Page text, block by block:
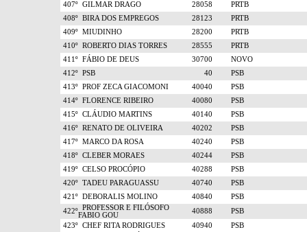
407º GILMAR DRAGO 28058
PRTB
408º BIRA DOS EMPREGOS 28123
PRTB
409º MIUDINHO 28200
PRTB
410º ROBERTO DIAS TORRES 28555
PRTB
411º FÁBIO DE DEUS 30700
NOVO
412º PSB 40
PSB
413º PROF ZECA GIACOMONI 40040
PSB
414º FLORENCE RIBEIRO 40080
PSB
415º CLÁUDIO MARTINS 40140
PSB
416º RENATO DE OLIVEIRA 40202
PSB
417º MARCO DA ROSA 40240
PSB
418º CLEBER MORAES 40244
PSB
419º CELSO PROCÓPIO 40288
PSB
420º TADEU PARAGUASSU 40740
PSB
421º DEBORALIS MOLINO 40840
PSB
422º PROFESSOR E FILÓSOFO
FABIO GOU
40888
PSB
423º CHEF RITA RODRIGUES 40940
PSB